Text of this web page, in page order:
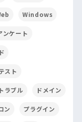
Windows
ンケート
スト
トラブル ドメイン
ン プラグイン